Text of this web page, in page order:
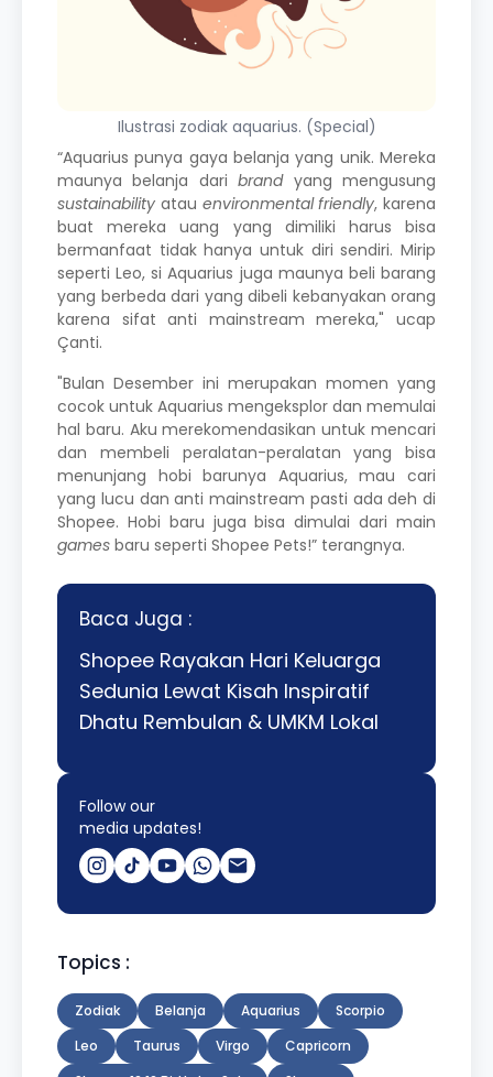
Ilustrasi zodiak aquarius. (Special)
“Aquarius punya gaya belanja yang unik. Mereka
maunya belanja daribrandyang mengusung
sustainability atau environmental friendly, karena
buat mereka uang yang dimiliki harus bisa
bermanfaat tidak hanya untuk diri sendiri. Mirip
seperti Leo, si Aquarius juga maunya beli barang
yang berbeda dari yang dibeli kebanyakan orang
karena sifat anti mainstream mereka," ucap
Çanti.
"Bulan Desember ini merupakan momen yang
cocok untuk Aquarius mengeksplor dan memulai
hal baru. Aku merekomendasikan untuk mencari
dan membeli peralatan-peralatan yang bisa
menunjang hobi barunya Aquarius, mau cari
yang lucu dan anti mainstream pasti ada deh di
Shopee. Hobi baru juga bisa dimulai dari main
games baru seperti Shopee Pets!” terangnya.
Baca Juga :
Shopee Rayakan Hari Keluarga
Sedunia Lewat Kisah Inspiratif
Dhatu Rembulan & UMKM Lokal
Follow our
media updates!
Topics :
Zodiak Belanja Aquarius
Scorpio
Leo
Taurus Virgo
Capricorn